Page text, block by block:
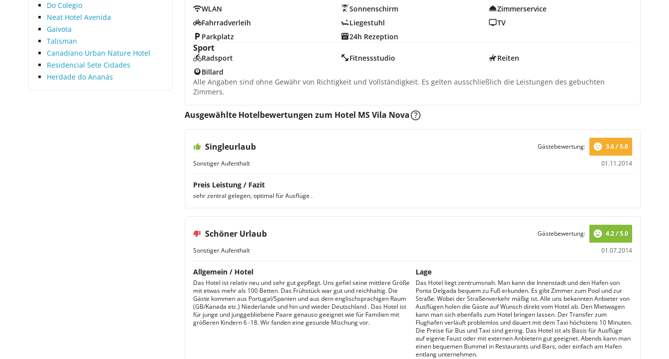
Do Colegio
Neat Hotel Avenida
Gaivota
Talisman
Canadiano Urban Nature Hotel
Residencial Sete Cidades
Herdade do Ananás
WLAN
Sonnenschirm
Zimmerservice
Fahrradverleih
Liegestuhl
TV
Parkplatz
24h Rezeption
Sport
Radsport Fitnessstudio
Reiten
Billard
Alle Angaben sind ohne Gewähr von Richtigkeit und Vollständigkeit. Es gelten ausschließlich die Leistungen des gebuchten
Zimmers.
Ausgewählte Hotelbewertungen zum Hotel MS Vila Nova
Singleurlaub
Sonstiger Aufenthalt 01.11.2014
Gästebewertung: 3.6 / 5.0
Preis Leistung / Fazit
sehr zentral gelegen, optimal für Ausflüge .
Schöner Urlaub
Sonstiger Aufenthalt 01.07.2014
Gästebewertung: 4.2 / 5.0
Allgemein / Hotel
Das Hotel ist relativ neu und sehr gut gepflegt. Uns gefiel seine mittlere Größe
mit etwas mehr als 100 Betten. Das Frühstück war gut und reichhaltig. Die
Gäste kommen aus Portugal/Spanien und aus dem englischsprachigen Raum
(GB/Kanada etc.) Niederlande und hin und wieder Deutschland . Das Hotel ist
für junge und junggebliebene Paare genauso geeignet wie für Familien mit
größeren Kindern 6 -18. Wir fanden eine gesunde Mischung vor.
Lage
Das Hotel liegt zentrumsnah. Man kann die Innenstadt und den Hafen von
Ponta Delgada bequem zu Fuß erkunden. Es gibt Zimmer zum Pool und zur
Straße. Wobei der Straßenverkehr mäßig ist. Alle uns bekannten Anbieter von
Ausflügen holen die Gäste auf Wunsch direkt vom Hotel ab. Den Mietwagen
kann man sich ebenfalls zum Hotel bringen lassen. Der Transfer zum
Flughafen verläuft problemlos und dauert mit dem Taxi höchstens 10 Minuten.
Die Preise für Bus und Taxi sind gering. Das Hotel ist als Basis für Ausflüge
auf eigene Faust oder mit externen Anbietern gut geeignet. Abends kann man
einen bequemen Bummel in Restaurants und Bars, oder einfach am Hafen
entlang unternehmen.